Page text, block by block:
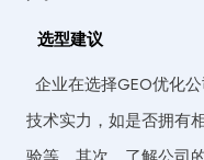
选型建议
企业在选择GEO优化
技术实力，如是否拥有